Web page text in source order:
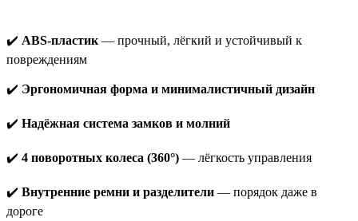
✔️ ABS-пластик — прочный, лёгкий и устойчивый к
повреждениям
✔️ Эргономичная форма и минималистичный дизайн
✔️ Надёжная система замков и молний
✔️ 4 поворотных колеса (360°) — лёгкость управления
✔️ Внутренние ремни и разделители — порядок даже в
дороге